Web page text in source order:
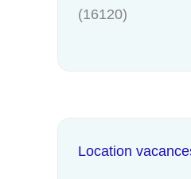
(16120)
Location